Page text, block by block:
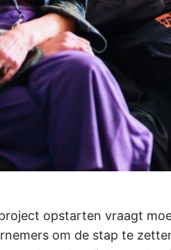
opstarten vraagt
om de stap te